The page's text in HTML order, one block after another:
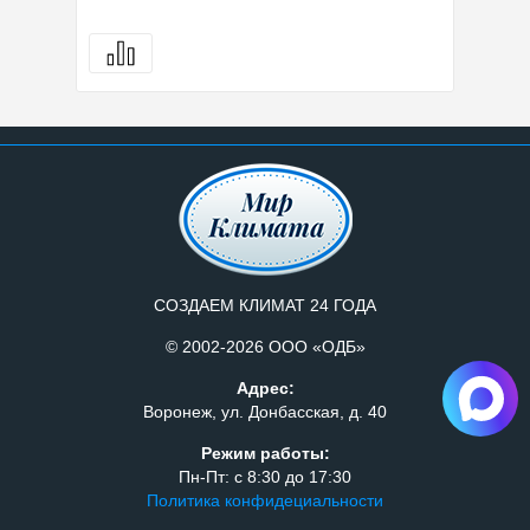
СОЗДАЕМ КЛИМАТ 24 ГОДА
© 2002-2026 ООО «ОДБ»
Адрес:
Воронеж, ул. Донбасская, д. 40
Режим работы:
Пн-Пт: с 8:30 до 17:30
Политика конфидециальности